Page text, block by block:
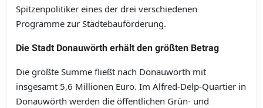
Spitzenpolitiker eines der drei verschiedenen
Programme zur Städtebauförderung.
Die Stadt Donauwörth erhält den größten Betrag
Die größte Summe fließt nach Donauwörth mit
insgesamt 5,6 Millionen Euro. Im Alfred-Delp-Quartier in
Donauwörth werden die öffentlichen Grün- und